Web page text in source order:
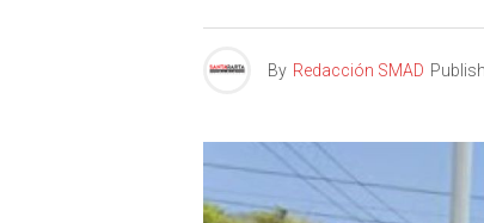
By Redacción SMAD